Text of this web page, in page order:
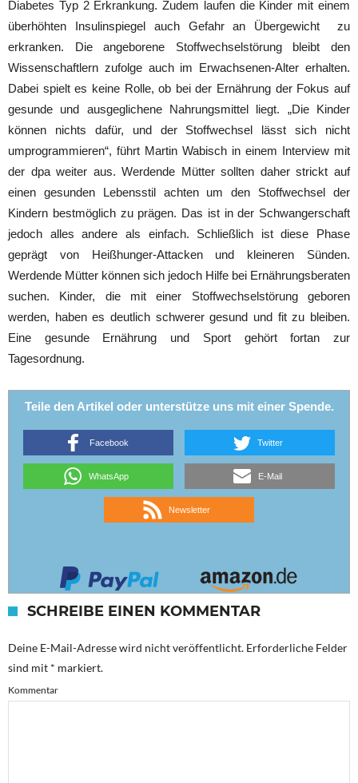
Diabetes Typ 2 Erkrankung. Zudem laufen die Kinder mit einem
überhöhten Insulinspiegel auch Gefahr an Übergewicht zu
erkranken. Die angeborene Stoffwechselstörung bleibt den
Wissenschaftlern zufolge auch im Erwachsenen-Alter erhalten.
Dabei spielt es keine Rolle, ob bei der Ernährung der Fokus auf
gesunde und ausgeglichene Nahrungsmittel liegt. „Die Kinder
können nichts dafür, und der Stoffwechsel lässt sich nicht
umprogrammieren“, führt Martin Wabisch in einem Interview mit
der dpa weiter aus. Werdende Mütter sollten daher strickt auf
einen gesunden Lebensstil achten um den Stoffwechsel der
Kindern bestmöglich zu prägen. Das ist in der Schwangerschaft
jedoch alles andere als einfach. Schließlich ist diese Phase
geprägt von Heißhunger-Attacken und kleineren Sünden.
Werdende Mütter können sich jedoch Hilfe bei Ernährungsberaten
suchen. Kinder, die mit einer Stoffwechselstörung geboren
werden, haben es deutlich schwerer gesund und fit zu bleiben.
Eine gesunde Ernährung und Sport gehört fortan zur
Tagesordnung.
Teile den Artikel oder unterstütze uns mit einer Spende.
Facebook Twitter
WhatsApp E-Mail
Newsletter
SCHREIBE EINEN KOMMENTAR
Deine E-Mail-Adresse wird nicht veröffentlicht. Erforderliche Felder
sind mit * markiert.
Kommentar